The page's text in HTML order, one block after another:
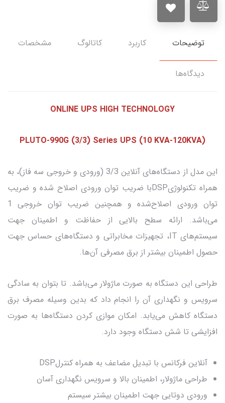
توضیحات کاربرد کاتالوگ مشخصات
دیدگاه‌ها
ONLINE UPS HIGH TECHNOLOGY
PLUTO-990G (3/3) Series UPS (10 KVA-120KVA)
این مدل از دستگاه‌های آنلاین 3/3 (ورودی و خروجی سه فاز)، به
همراه تکنولوژیDSPبا ضریب توان ورودی اصلاح شده و ضریب
توان ورودی اصلاح‌شده و همچنین ضریب توان خروجی 1
می‌باشد. ارائه سطح بالایی از حفاظت و اطمینان جهت
سیستم‌های IT، تجهیزات مخابراتی و دستگاه‌های حساس جهت
حصول اطمینان بیشتر از برق مصرفی آن‌ها.
طراحی این دستگاه به صورت ماژولار می‌باشد. تا بتوان به سادگی
سرویس و نگهداری آن را انجام داد که بدین وسیله مصرف برق
دستگاه کاهش می‌یابد. امکان موازی کردن دستگاه‌ها به صورت
افزایشی تا شش دستگاه وجود دارد.
آنلاین فرکانس با تبدیل مضاعف به همراه کنترلDSP
طراحی ماژولار، اطمینان بالا و سرویس نگهداری آسان
ورودی دوتایی جهت اطمینان بیشتر سیستم